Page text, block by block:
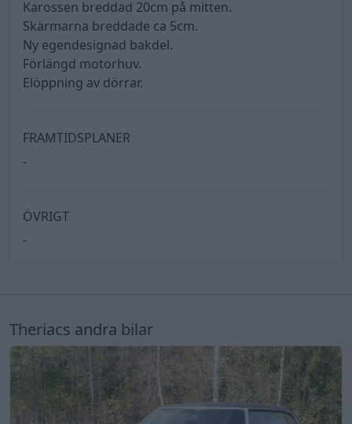
Karossen breddad 20cm på mitten.
Skärmarna breddade ca 5cm.
Ny egendesignad bakdel.
Förlängd motorhuv.
Elöppning av dörrar.
FRAMTIDSPLANER
-
ÖVRIGT
-
Theriacs andra bilar